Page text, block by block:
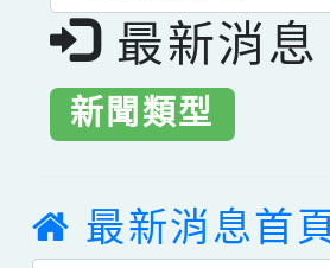
最新消息
新聞類型
最新消息首